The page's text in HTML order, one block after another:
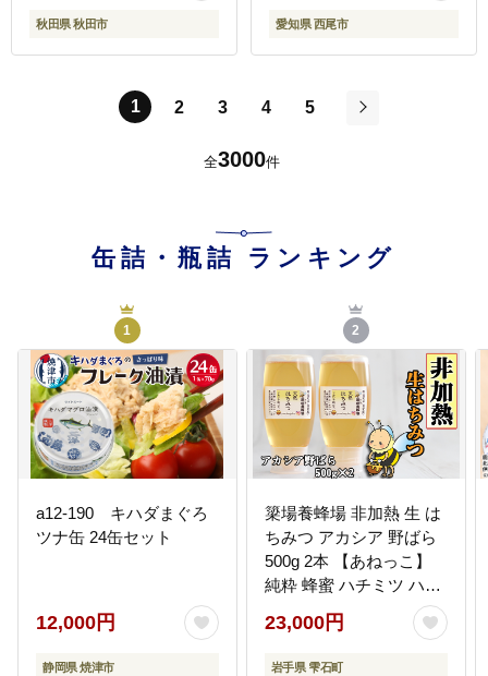
秋田県 秋田市 愛知県 西尾市
1 2 3 4
5
全3000件
缶詰・瓶詰 ランキング
1
a12-190 キハダまぐろ
ツナ缶 24缶セット
12,000円
静岡県 焼津市
2
簗場養蜂場 非加熱 生 は
ちみつ アカシア 野ばら
500g 2本 【あねっこ】
純粋 蜂蜜 ハチミツ ハニ
ー 1kg 1キロ 国産 国内
産 日本産 使いやすい ボ
トル 長期保存 産地直送
23,000円
岩手県 雫石町